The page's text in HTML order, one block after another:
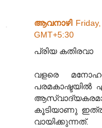
ആവനാഴി
GMT+5:30
പ്രിയ കതിരവാ
വളരെ
കൂടിയാണു
വായിക്കുന്നത്.